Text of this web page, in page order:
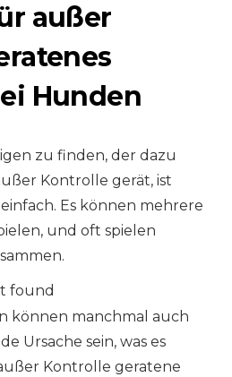
außer
Hunden
zu finden, der dazu
Kontrolle gerät, ist
Es können mehrere
und oft spielen
found
können manchmal auch
Ursache sein, was es
Kontrolle geratene